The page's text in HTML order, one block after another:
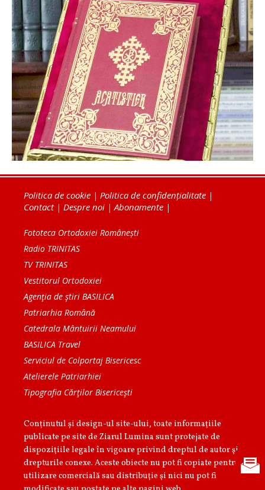
Politica de cookie | Politica de confidențialitate |
Contact| Despre noi | Abonamente |
Fototeca Ortodoxiei Românești
Radio TRINITAS
TV TRINITAS
Vestitorul Ortodoxiei
Agenţia de ştiri BASILICA
Patriarhia Română
Catedrala Mântuirii Neamului
BASILICA Travel
Serviciul de Colportaj Bisericesc
Atelierele Patriarhiei
Tipografia Cărţilor Bisericeşti
Conținutul și design-ul site-ului, toate informaţiile
publicate pe site de Ziarul Lumina sunt protejate de
dispoziţiile legale în vigoare privind dreptul de autor şi
drepturile conexe. Aceste obiecte nu pot fi copiate pentru
utilizare comercială sau distribuţie şi nici nu pot fi